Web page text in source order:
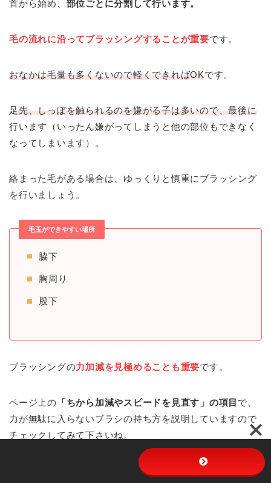
首から始め、 部位ごとに分割して行います。
毛の流れに沿ってブラッシングすることが重要です。
おなかは毛量も多くないので軽くできればOKです。
足先、しっぽを触られるのを嫌がる子は多いので、最後に
行います（いったん嫌がってしまうと他の部位もできなく
なってしまいます）。
絡まった毛がある場合は、ゆっくりと慎重にブラッシング
を行いましょう。
毛玉ができやすい場所
脇下
胸周り
股下
ブラッシングの力加減を見極めることも重要です。
ページ上の 「ちから加減やスピードを見直す」の項目 で、
力が無駄に入らないブラシの持ち方を説明していますので
チェックしてみて下さいね。